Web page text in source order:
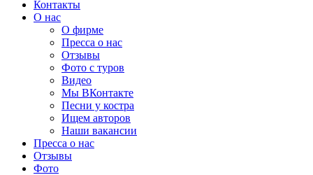
Контакты
О нас
О фирме
Пресса о нас
Отзывы
Фото с туров
Видео
Мы ВКонтакте
Песни у костра
Ищем авторов
Наши вакансии
Пресса о нас
Отзывы
Фото